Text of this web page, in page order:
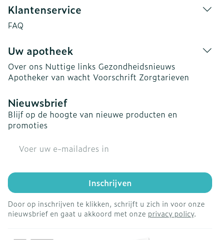
Klantenservice
FAQ
Uw apotheek
Over ons Nuttige links Gezondheidsnieuws
Apotheker van wacht Voorschrift Zorgtarieven
Nieuwsbrief
Blijf op de hoogte van nieuwe producten en
promoties
Inschrijven
Door op inschrijven te klikken, schrijft u zich in voor onze
nieuwsbrief en gaat u akkoord met onze privacy policy.